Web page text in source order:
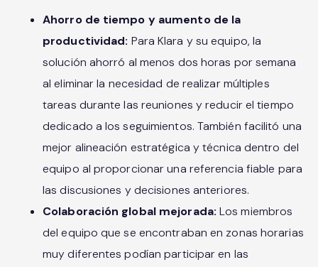
Ahorro de tiempo y aumento de la
productividad: Para Klara y su equipo, la
solución ahorró al menos dos horas por semana
al eliminar la necesidad de realizar múltiples
tareas durante las reuniones y reducir el tiempo
dedicado a los seguimientos. También facilitó una
mejor alineación estratégica y técnica dentro del
equipo al proporcionar una referencia fiable para
las discusiones y decisiones anteriores.
Colaboración global mejorada: Los miembros
del equipo que se encontraban en zonas horarias
muy diferentes podían participar en las